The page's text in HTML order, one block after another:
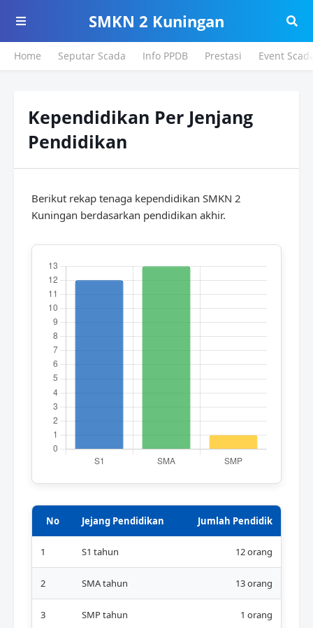
SMKN 2 Kuningan
Home Seputar Scada Info PPDB Prestasi Event
Kependidikan Per Jenjang
Pendidikan
Berikut rekap tenaga kependidikan SMKN 2
Kuningan berdasarkan pendidikan akhir.
No Jejang Pendidikan Jumlah Pendidik
1 S1 tahun 12 orang
2 SMA tahun 13 orang
3 SMP tahun 1 orang